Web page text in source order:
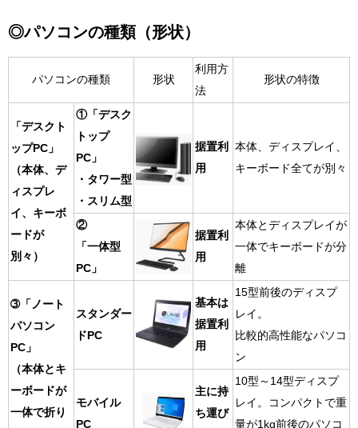
◎パソコンの種類（形状）
パソコンの種類 形状
利用方
法
形状の特徴
「デスクト
ップPC」
（本体、デ
ィスプレ
イ、キーボ
ードが
別々）
①「デスク
トップ
PC」
・タワー型
・スリム型
据置利
用
本体、ディスプレイ、
キーボード全てが別々
②
「一体型
PC」
据置利
用
本体とディスプレイが
一体でキーボードが分
離
➂「ノート
パソコン
PC」
（本体とキ
ーボードが
一体で折り
スタンダー
ドPC
基本は
据置利
用
15型前後のディスプ
レイ。
比較的高性能なパソコ
ン
モバイル
PC
主に持
ち運び
10型～14型ディスプ
レイ。コンパクトで重
量が1kg前後のパソコ